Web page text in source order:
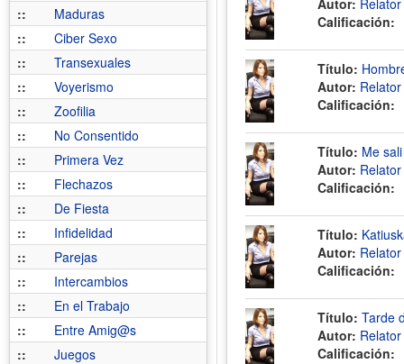
::
Maduras
::
Ciber Sexo
::
Transexuales
::
Voyerismo
::
Zoofilia
::
No Consentido
::
Primera Vez
::
Flechazos
::
De Fiesta
::
Infidelidad
::
Parejas
::
Intercambios
::
En el Trabajo
::
Entre Amig@s
::
Juegos
Autor:
Calificación:
Título:
Autor:
Calificación:
Título: Me
Autor:
Calificación:
Título:
Autor:
Calificación:
Título: Tarde
Autor:
Calificación: